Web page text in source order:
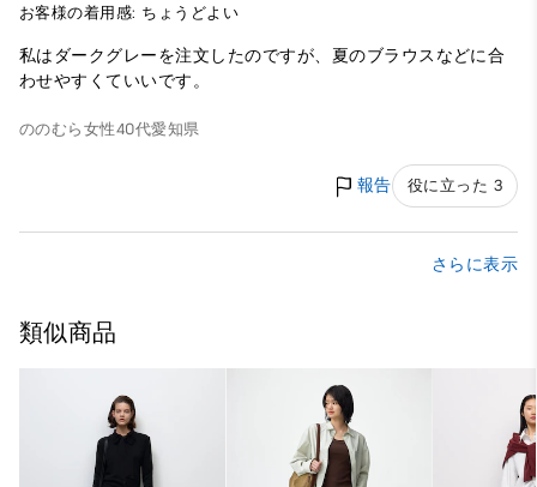
お客様の着用感: ちょうどよい
私はダークグレーを注文したのですが、夏のブラウスなどに合
わせやすくていいです。
ののむら 女性40代愛知県
報告 役に立った 3
さらに表示
類似商品